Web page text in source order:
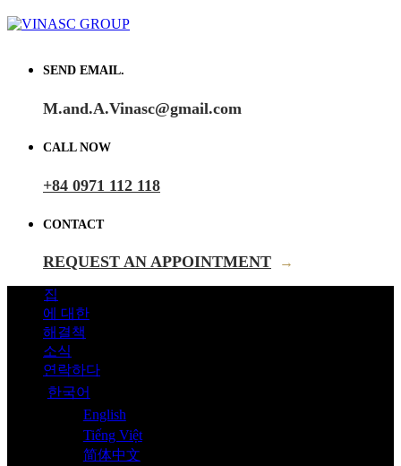
SEND EMAIL.
M.and.A.Vinasc@gmail.com
CALL NOW
+84 0971 112 118
CONTACT
REQUEST AN APPOINTMENT →
집
에 대한
해결책
소식
연락하다
한국어
English
Tiếng Việt
简体中文